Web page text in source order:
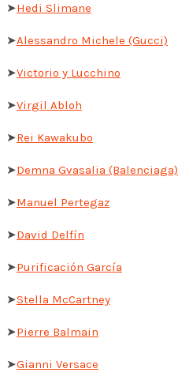
➤Hedi Slimane
➤Alessandro Michele (Gucci)
➤Victorio y Lucchino
➤Virgil Abloh
➤Rei Kawakubo
➤Demna Gvasalia (Balenciaga)
➤Manuel Pertegaz
➤David Delfín
➤Purificación García
➤Stella McCartney
➤Pierre Balmain
➤Gianni Versace